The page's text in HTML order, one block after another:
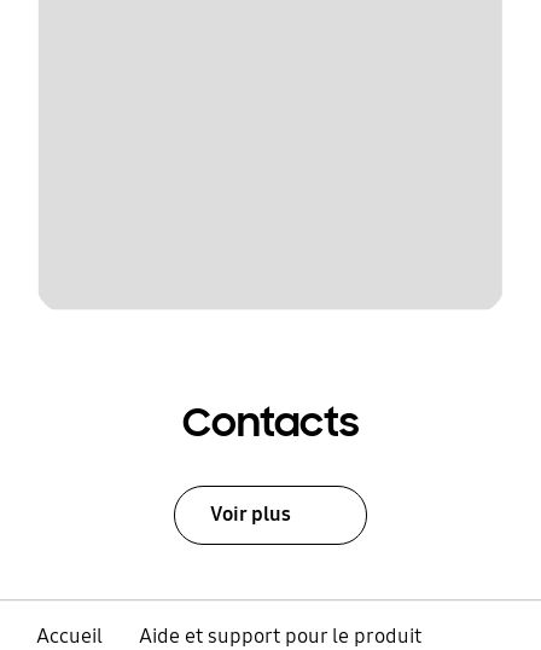
Contacts
Voir plus
Accueil
Aide et support pour le produit